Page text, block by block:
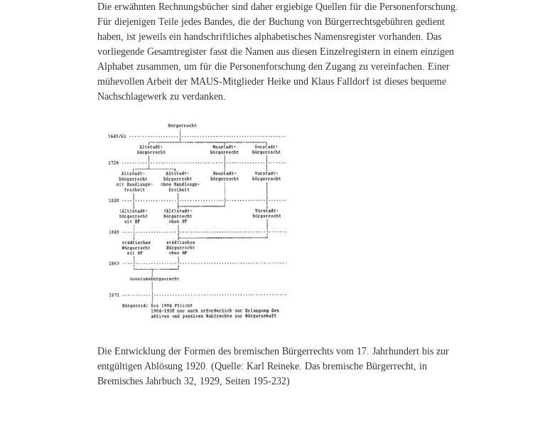
Die erwähnten Rechnungsbücher sind daher ergiebige Quellen für die Personenforschung.
Für diejenigen Teile jedes Bandes, die der Buchung von Bürgerrechtsgebühren gedient
haben, ist jeweils ein handschriftliches alphabetisches Namensregister vorhanden. Das
vorliegende Gesamtregister fasst die Namen aus diesen Einzelregistern in einem einzigen
Alphabet zusammen, um für die Personenforschung den Zugang zu vereinfachen. Einer
mühevollen Arbeit der MAUS-Mitglieder Heike und Klaus Falldorf ist dieses bequeme
Nachschlagewerk zu verdanken.
Die Entwicklung der Formen des bremischen Bürgerrechts vom 17. Jahrhundert bis zur
entgültigen Ablösung 1920. (Quelle: Karl Reineke. Das bremische Bürgerrecht, in
Bremisches Jahrbuch 32, 1929, Seiten 195-232)